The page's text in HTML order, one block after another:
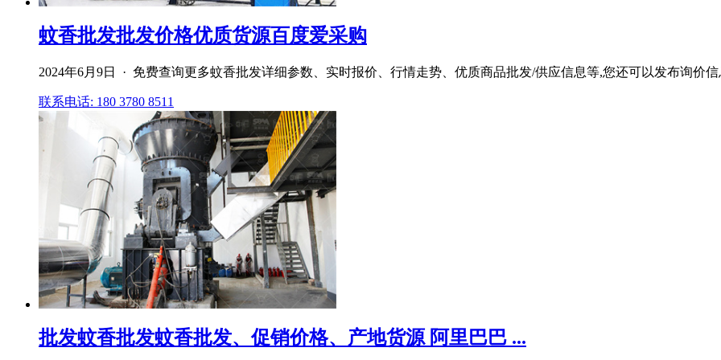
蚊香批发批发价格优质货源百度爱采购
2024年6月9日 · 免费查询更多蚊香批发详细参数、实时报价、行情走势、优质商品批发/供应信息等,您还可以发布询价
联系电话: 180 3780 8511
批发蚊香批发蚊香批发、促销价格、产地货源 阿里巴巴 ...